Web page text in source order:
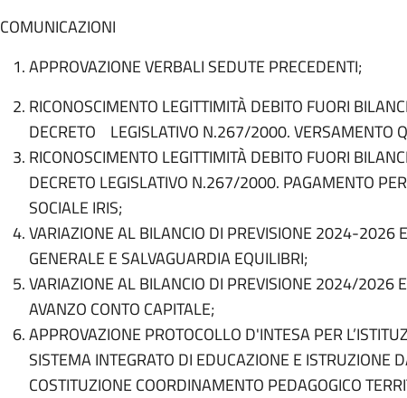
COMUNICAZIONI
APPROVAZIONE VERBALI SEDUTE PRECEDENTI;
RICONOSCIMENTO LEGITTIMITÀ DEBITO FUORI
DECRETO LEGISLATIVO N.267/2000. VERSAMENTO
RICONOSCIMENTO LEGITTIMITÀ DEBITO FUORI
DECRETO LEGISLATIVO N.267/2000. PAGAMENTO
SOCIALE IRIS;
VARIAZIONE AL BILANCIO DI PREVISIONE 2024-
GENERALE E SALVAGUARDIA EQUILIBRI;
VARIAZIONE AL BILANCIO DI PREVISIONE 2024/
AVANZO CONTO CAPITALE;
APPROVAZIONE PROTOCOLLO D'INTESA PER
SISTEMA INTEGRATO DI EDUCAZIONE E ISTRUZIONE
COSTITUZIONE COORDINAMENTO PEDAGOGICO